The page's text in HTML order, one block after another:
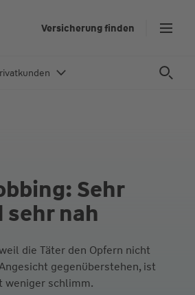
Versicherung finden
Sehr
sehr nah
die Täter den Opfern nicht
gegenüberstehen, ist
weniger schlimm.